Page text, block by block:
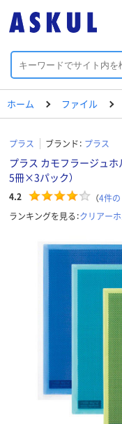
ホーム ファイル
プラス ブランド： プラス
プラス カモフラージュホ
5冊×3パック）
4.2 （4件
ランキングを見る：クリアー